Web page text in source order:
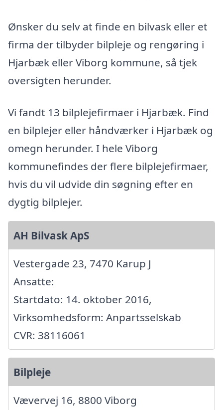
Ønsker du selv at finde en bilvask eller et
firma der tilbyder bilpleje og rengøring i
Hjarbæk eller Viborg kommune, så tjek
oversigten herunder.
Vi fandt 13 bilplejefirmaer i Hjarbæk. Find
en bilplejer eller håndværker i Hjarbæk og
omegn herunder. I hele Viborg
kommunefindes der flere bilplejefirmaer,
hvis du vil udvide din søgning efter en
dygtig bilplejer.
AH Bilvask ApS
Vestergade 23, 7470 Karup J
Ansatte:
Startdato: 14. oktober 2016,
Virksomhedsform: Anpartsselskab
CVR: 38116061
Bilpleje
Vævervej 16, 8800 Viborg